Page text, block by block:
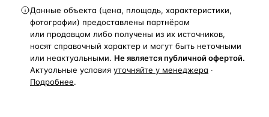
Данные объекта (цена, площадь, характеристики,
фотографии) предоставлены партнёром
или продавцом либо получены из их источников,
носят справочный характер и могут быть неточными
или неактуальными. Не является публичной офертой.
Актуальные условия уточняйте у менеджера ·
Подробнее.